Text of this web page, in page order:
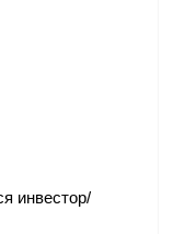
инвестор/